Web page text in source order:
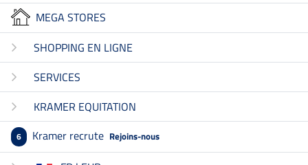
MEGA STORES
SHOPPING EN LIGNE
SERVICES
KRAMER EQUITATION
6 Kramer recrute Rejoins-nous